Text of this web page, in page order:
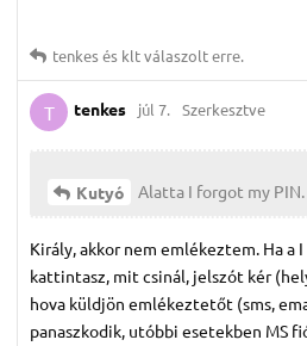
tenkesés kltválaszolt erre.
T tenkes júl 7. Szerkesztve
Kutyó Alatta I forgot my
Király, akkor nem emlékeztem. Ha a
kattintasz, mit csinál, jelszót kér
hova küldjön emlékeztetőt (sms,
panaszkodik, utóbbi esetekben MS